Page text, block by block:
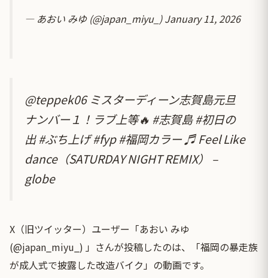
— あおい みゆ (@japan_miyu_)January 11, 2026
@teppek06ミスターディーン志賀島元旦
ナンバー１！ラブ上等🔥 #志賀島 #初日の
出 #ぶち上げ #fyp #福岡カラー♬ Feel Like
dance（SATURDAY NIGHT REMIX） –
globe
X（旧ツイッター）ユーザー「あおい みゆ
(@japan_miyu_) 」さんが投稿したのは、「福岡の暴走族
が成人式で披露した改造バイク」の動画です。